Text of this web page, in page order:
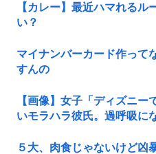
【カレー】最近ハマれる
い？
マイナンバーカード作って
すんの
【画像】女子「ディズニ
いモラハラ彼氏。過呼吸に
５大、肉食じゃないけど凶